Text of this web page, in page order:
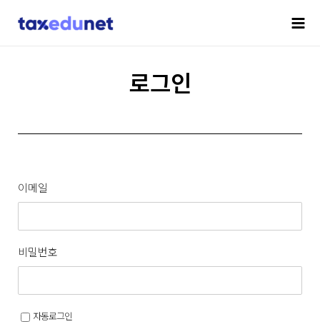
로그인
이메일
비밀번호
자동로그인